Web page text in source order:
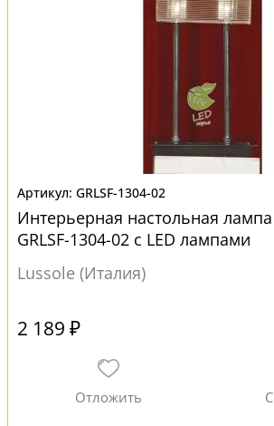
GRLSF-1304-02
Интерьерная настольная
GRLSF-1304-02 с LED лампами
Lussole (Италия)
2 189 ₽